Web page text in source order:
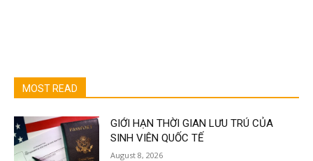
MOST READ
GIỚI HẠN THỜI GIAN LƯU TRÚ CỦA
SINH VIÊN QUỐC TẾ
August 8, 2026